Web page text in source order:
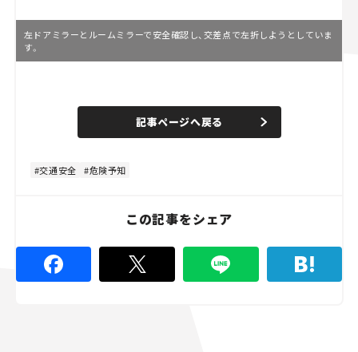
左ドアミラーとルームミラーで安全確認し、交差点で左折しようとしていま
す。
n
e
d
%
記事ページへ戻る
交通安全 危険予知
この記事をシェア